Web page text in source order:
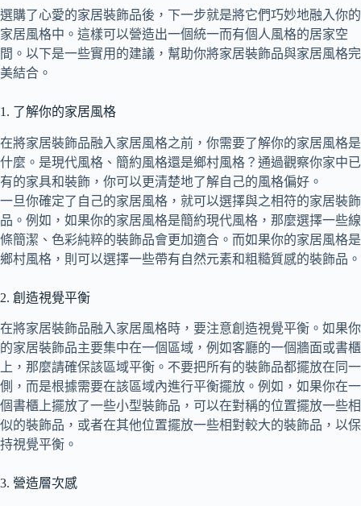
選購了心愛的家居裝飾品後，下一步就是將它們巧妙地融入你的
家居風格中。這樣可以營造出一個統一而有個人風格的居家空
間。以下是一些實用的建議，幫助你將家居裝飾品與家居風格完
美結合。
1. 了解你的家居風格
在將家居裝飾品融入家居風格之前，你需要了解你的家居風格是
什麼。是現代風格、簡約風格還是鄉村風格？通過觀察你家中已
有的家具和裝飾，你可以更清楚地了解自己的風格偏好。
一旦你確定了自己的家居風格，就可以選擇與之相符的家居裝飾
品。例如，如果你的家居風格是簡約現代風格，那麼選擇一些線
條簡潔、色彩純粹的裝飾品會更加適合。而如果你的家居風格是
鄉村風格，則可以選擇一些帶有自然元素和粗糙質感的裝飾品。
2. 創造視覺平衡
在將家居裝飾品融入家居風格時，要注意創造視覺平衡。如果你
的家居裝飾品主要集中在一個區域，例如客廳的一個牆面或書櫃
上，那麼請確保該區域平衡。不要把所有的裝飾品都擺放在同一
側，而是根據需要在該區域內進行平衡擺放。例如，如果你在一
個書櫃上擺放了一些小型裝飾品，可以在對稱的位置擺放一些相
似的裝飾品，或者在其他位置擺放一些相對較大的裝飾品，以保
持視覺平衡。
3. 營造層次感